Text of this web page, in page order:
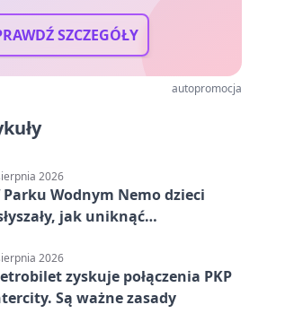
SZCZEGÓŁY
autopromocja
2026
Parku Wodnym Nemo dzieci
jak uniknąć
2026
zyskuje połączenia PKP
Są ważne zasady